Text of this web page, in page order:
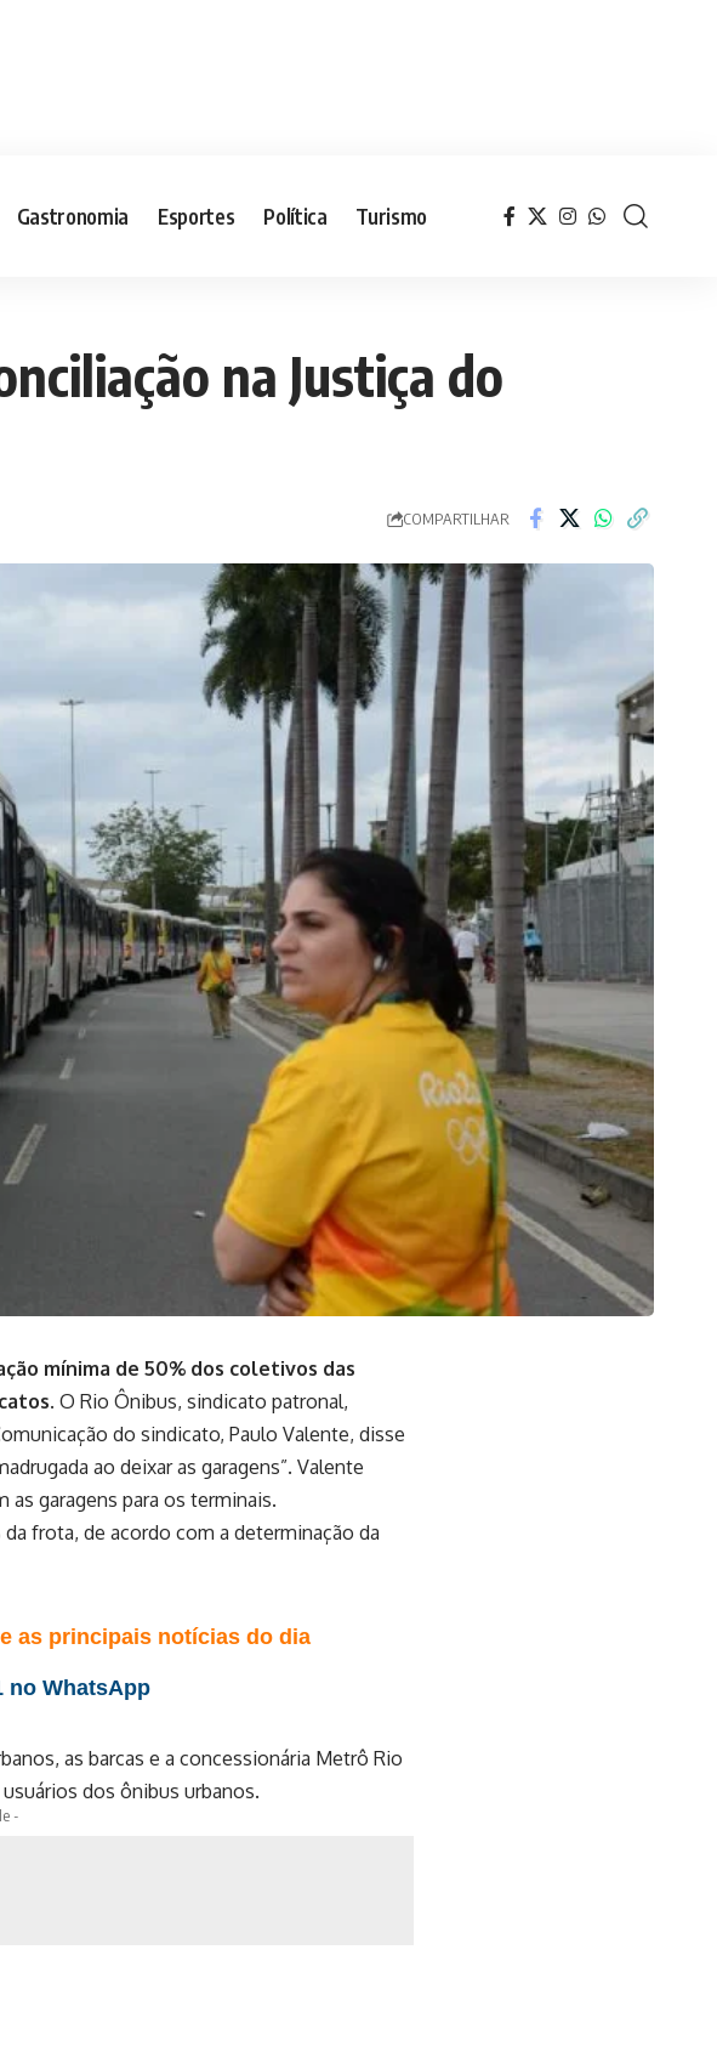
Gastronomia Esportes Política Turismo
na Justiça do
COMPARTILHAR
mínima de 50% dos coletivos das
. O Rio Ônibus, sindicato patronal,
do sindicato, Paulo Valente, disse
ao deixar as garagens”. Valente
as garagens para os terminais.
frota, de acordo com a determinação da
as principais notícias do dia
no WhatsApp
as barcas e a concessionária Metrô Rio
dos ônibus urbanos.
-